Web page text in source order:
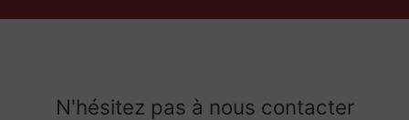
N'hésitez pas à nous contacter